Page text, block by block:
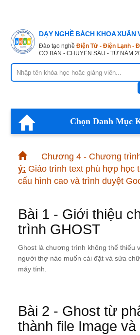
DẠY NGHỀ BÁCH KHOA
Đào tạo nghề Điện Tử - Điện Lạnh -
CƠ BẢN - CHUYÊN SÂU - TỪ NĂM
Chọn Danh Mục
Chương 4 - Chương
ý: Giáo trình text phù hợp học
cấu hình cao và trình duyệt
Bài 1 - Giới thiệu
trình GHOST
Ghost là chương trình không thể thiếu
người thợ nào muốn cài đặt và sửa
máy tính.
Bài 2 - Ghost từ
thành file Image